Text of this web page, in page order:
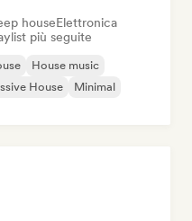
houseElettronica
più seguite
House music
House
Minimal